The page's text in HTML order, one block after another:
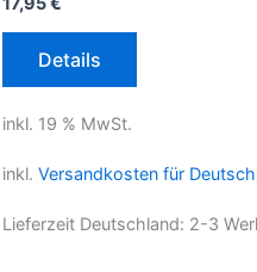
Details
inkl. 19 % MwSt.
inkl. Versandkosten für
Lieferzeit Deutschland: 2-3